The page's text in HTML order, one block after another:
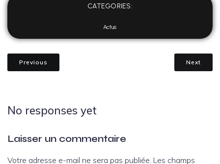
CATEGORIES:
Actus
Previous Next
No responses yet
Laisser un commentaire
Votre adresse e-mail ne sera pas publiée. Les champs